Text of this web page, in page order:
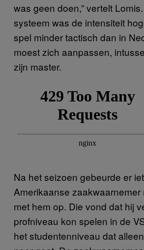
was geen doen,” vertelt
systeem was de intensiteit
spel minder tactisch dan in
moest zich aanpassen,
zijn master.
Na het seizoen gebeurde er
Amerikaanse
met hem op. Die vond dat hij
profniveau kon spelen in de
het studentenniveau dat